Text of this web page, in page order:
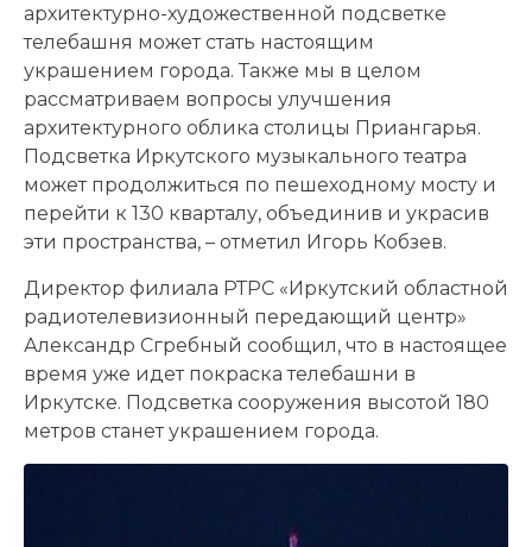
архитектурно-художественной подсветке
телебашня может стать настоящим
украшением города. Также мы в целом
рассматриваем вопросы улучшения
архитектурного облика столицы Приангарья.
Подсветка Иркутского музыкального театра
может продолжиться по пешеходному мосту и
перейти к 130 кварталу, объединив и украсив
эти пространства, – отметил Игорь Кобзев.
Директор филиала РТРС «Иркутский областной
радиотелевизионный передающий центр»
Александр Сгребный сообщил, что в настоящее
время уже идет покраска телебашни в
Иркутске. Подсветка сооружения высотой 180
метров станет украшением города.